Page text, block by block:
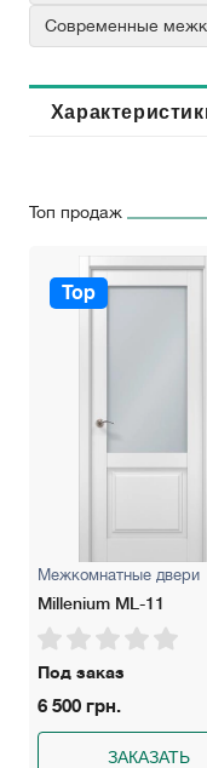
Современные
Топ продаж
Top
Межкомнатные двери
Millenium ML-11
Под заказ
6 500 грн.
ЗАКАЗАТЬ